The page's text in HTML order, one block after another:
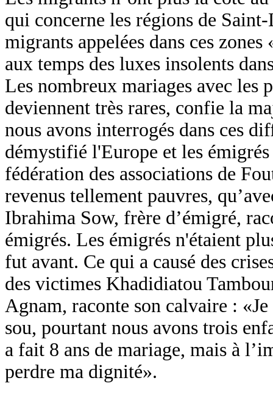
qui concerne les régions de
migrants appelées dans ces
aux temps des luxes insolents
Les nombreux mariages avec les
deviennent très rares, confie la
nous avons interrogés dans ces
démystifié l'Europe et les
fédération des associations de
revenus tellement pauvres,
Ibrahima Sow, frère d’émigré,
émigrés. Les émigrés n'étaient
fut avant. Ce qui a causé des
des victimes Khadidiatou
Agnam, raconte son calvaire :
sou, pourtant nous avons trois
a fait 8 ans de mariage, mais à
perdre ma dignité».